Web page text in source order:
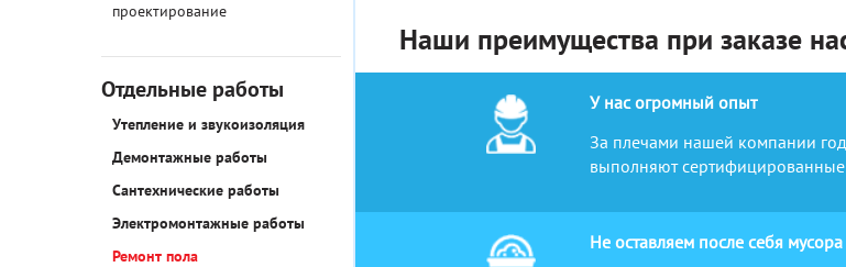
проектирование
Отдельные работы
Утепление и звукоизоляция
Демонтажные работы
Сантехнические работы
Электромонтажные работы
Ремонт пола
Наши преимущества при заказе
У нас огромный опыт
За плечами нашей компании
выполняют
Не оставляем после себя